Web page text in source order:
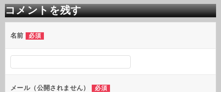
ビ
ゲ
ー
シ
ン
コメントを残す
名前 必須
メール（公開されません） 必須